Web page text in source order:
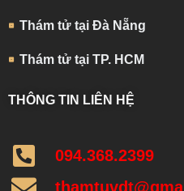
Thám tử tại Đà Nẵng
Thám tử tại TP. HCM
THÔNG TIN LIÊN HỆ
094.368.2399